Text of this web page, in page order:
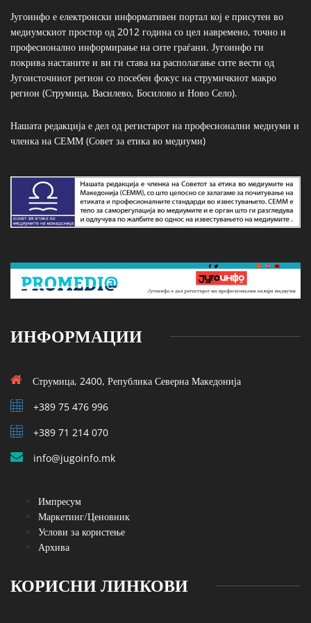
Југоинфо е електронски информативен портал кој е присутен во
медиумскиот простор од 2012 година со цел навремено, точно и
професионално информирање на сите граѓани. Југоинфо ги
покрива настаните и ви ги става на располагање сите вести од
Југоисточниот регион со посебен фокус на струмичкиот макро
регион (Струмица, Василево, Босилово и Ново Село).
Нашата редакција е дел од регистарот на професионални медиуми и
членка на СЕММ (Совет за етика во медиуми)
ИНФОРМАЦИИ
Струмица, 2400, Република Северна Македонија
+389 75 476 996
+389 71 214 070
info@jugoinfo.mk
Импресум
Маркетинг/Ценовник
Услови за користење
Архива
КОРИСНИ ЛИНКОВИ